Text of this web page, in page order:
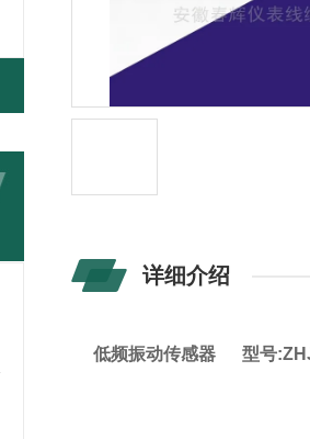
详细介绍
低频振动传感器 型号